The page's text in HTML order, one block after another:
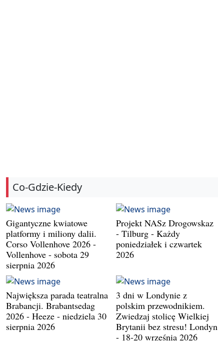
Co-Gdzie-Kiedy
Gigantyczne kwiatowe
platformy i miliony dalii.
Corso Vollenhove 2026 -
Vollenhove - sobota 29
sierpnia 2026
Projekt NASz Drogowskaz
- Tilburg - Każdy
poniedziałek i czwartek
2026
Największa parada teatralna
Brabancji. Brabantsedag
2026 - Heeze - niedziela 30
sierpnia 2026
3 dni w Londynie z
polskim przewodnikiem.
Zwiedzaj stolicę Wielkiej
Brytanii bez stresu! Londyn
- 18-20 września 2026